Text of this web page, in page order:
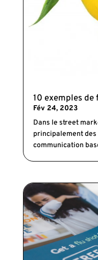
10 exemples
Fév 24, 2023
Dans le street
principalement des
communication